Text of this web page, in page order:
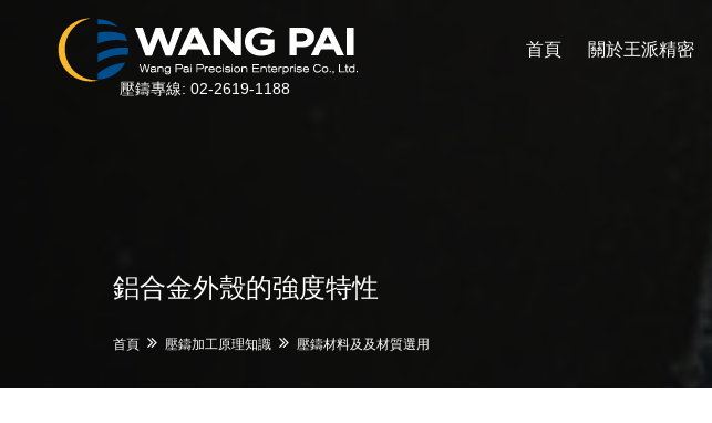
壓鑄專線: 02-2619-1188
首頁 關於王派精密
鋁合金外殼的強度特性
首頁 壓鑄加工原理知識 壓鑄材料及及材質選用